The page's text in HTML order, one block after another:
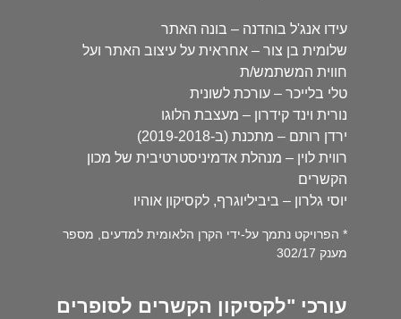
עידו אנג'ל בוהדנה – בונה האתר
שלומית בן צור – אחראית על עיצוב האתר ועל
חווית המשתמש/ת
טלי בלייכר – עורכת לשונית
נורית וינד קידרון – מעצבת הלוגו
ירדן רותם – מתכנת (ב-2019-2018)
רווית לוין – מנהלת אדמיניסטרטיבית של מכון
הקשרים
יוסי גלרון – ביביליוגרף, לקסיקון אוהיו
* הפרויקט נתמך על-ידי הקרן הלאומית למדעים, מספר
מענק 302/17
עורכי "לקסיקון הקשרים לסופרים